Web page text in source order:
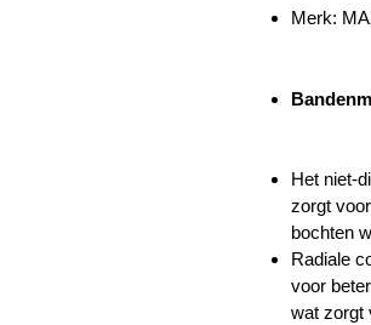
Merk:
Het niet-
zorgt
bochten
Radiale
voor
wat zorgt